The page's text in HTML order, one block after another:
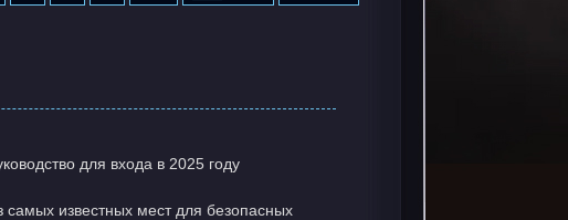
для входа в 2025 году
известных мест для безопасных